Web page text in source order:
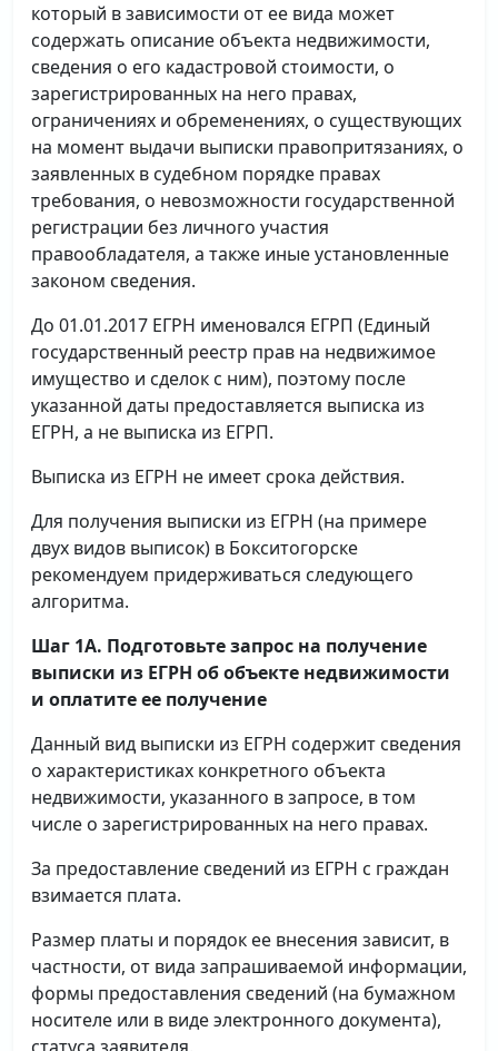
который в зависимости от ее вида может
содержать описание объекта недвижимости,
сведения о его кадастровой стоимости, о
зарегистрированных на него правах,
ограничениях и обременениях, о существующих
на момент выдачи выписки правопритязаниях, о
заявленных в судебном порядке правах
требования, о невозможности государственной
регистрации без личного участия
правообладателя, а также иные установленные
законом сведения.
До 01.01.2017 ЕГРН именовался ЕГРП (Единый
государственный реестр прав на недвижимое
имущество и сделок с ним), поэтому после
указанной даты предоставляется выписка из
ЕГРН, а не выписка из ЕГРП.
Выписка из ЕГРН не имеет срока действия.
Для получения выписки из ЕГРН (на примере
двух видов выписок) в Бокситогорске
рекомендуем придерживаться следующего
алгоритма.
Шаг 1А. Подготовьте запрос на получение
выписки из ЕГРН об объекте недвижимости
и оплатите ее получение
Данный вид выписки из ЕГРН содержит сведения
о характеристиках конкретного объекта
недвижимости, указанного в запросе, в том
числе о зарегистрированных на него правах.
За предоставление сведений из ЕГРН с граждан
взимается плата.
Размер платы и порядок ее внесения зависит, в
частности, от вида запрашиваемой информации,
формы предоставления сведений (на бумажном
носителе или в виде электронного документа),